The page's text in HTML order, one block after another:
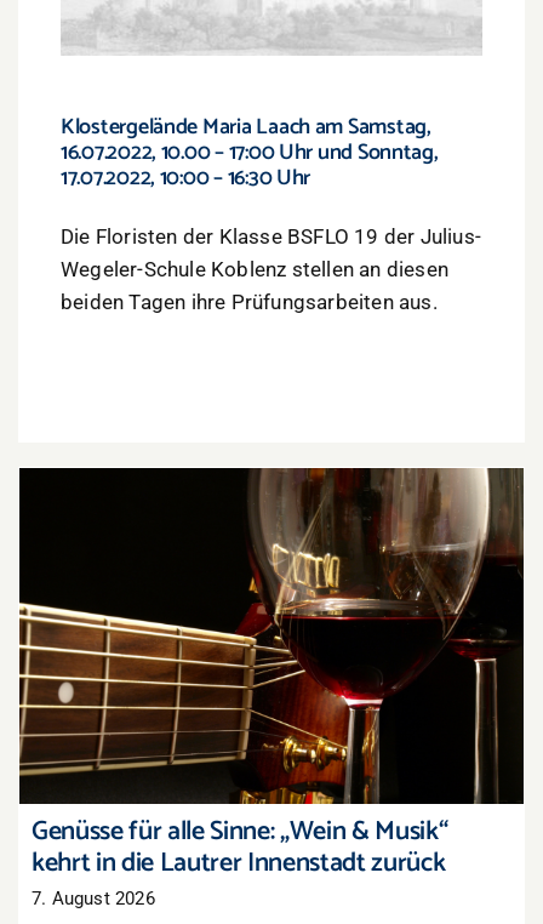
Klostergelände Maria Laach am Samstag,
16.07.2022, 10.00 – 17:00 Uhr und Sonntag,
17.07.2022, 10:00 – 16:30 Uhr
Die Floristen der Klasse BSFLO 19 der Julius-
Wegeler-Schule Koblenz stellen an diesen
beiden Tagen ihre Prüfungsarbeiten aus.
Genüsse für alle Sinne: „Wein & Musik“ kehrt in
die Lautrer Innenstadt zurück
Genüsse für alle Sinne: „Wein & Musik“
kehrt in die Lautrer Innenstadt zurück
7. August 2026